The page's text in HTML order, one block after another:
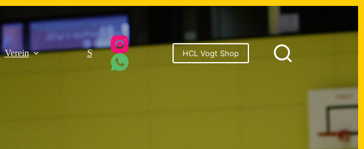
Verein Sponsoren HCL Vogt Shop